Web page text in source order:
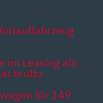
im Leasing als
brutto
für 149